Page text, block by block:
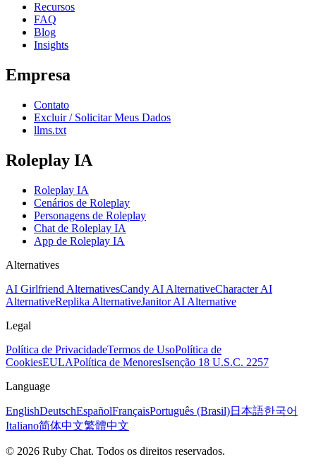
Recursos
FAQ
Blog
Insights
Empresa
Contato
Excluir / Solicitar Meus Dados
llms.txt
Roleplay IA
Roleplay IA
Cenários de Roleplay
Personagens de Roleplay
Chat de Roleplay IA
App de Roleplay IA
Alternatives
AI Girlfriend AlternativesCandy AI AlternativeCharacter AI
AlternativeReplika AlternativeJanitor AI Alternative
Legal
Política de PrivacidadeTermos de UsoPolítica de
CookiesEULAPolítica de MenoresIsenção 18 U.S.C. 2257
Language
EnglishDeutschEspañolFrançaisPortuguês (Brasil)日本語한국어
Italiano简体中文繁體中文
© 2026 Ruby Chat. Todos os direitos reservados.